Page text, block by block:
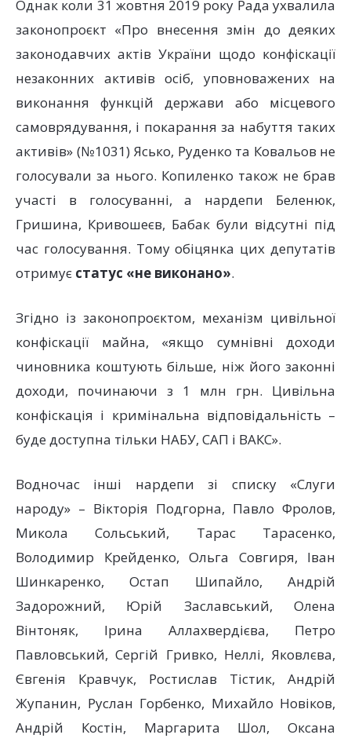
Однак коли 31 жовтня 2019 року Рада ухвалила
законопроєкт «Про внесення змін до деяких
законодавчих актів України щодо конфіскації
незаконних активів осіб, уповноважених на
виконання функцій держави або місцевого
самоврядування, і покарання за набуття таких
активів» (№1031) Ясько, Руденко та Ковальов не
голосували за нього. Копиленко також не брав
участі в голосуванні, а нардепи Беленюк,
Гришина, Кривошеєв, Бабак були відсутні під
час голосування. Тому обіцянка цих депутатів
отримує статус «не виконано».
Згідно із законопроєктом, механізм цивільної
конфіскації майна, «якщо сумнівні доходи
чиновника коштують більше, ніж його законні
доходи, починаючи з 1 млн грн. Цивільна
конфіскація і кримінальна відповідальність –
буде доступна тільки НАБУ, САП і ВАКС».
Водночас інші нардепи зі списку «Слуги
народу» – Вікторія Подгорна, Павло Фролов,
Микола Сольський, Тарас Тарасенко,
Володимир Крейденко, Ольга Совгиря, Іван
Шинкаренко, Остап Шипайло, Андрій
Задорожний, Юрій Заславський, Олена
Вінтоняк, Ірина Аллахвердієва, Петро
Павловський, Сергій Гривко, Неллі, Яковлєва,
Євгенія Кравчук, Ростислав Тістик, Андрій
Жупанин, Руслан Горбенко, Михайло Новіков,
Андрій Костін, Маргарита Шол, Оксана